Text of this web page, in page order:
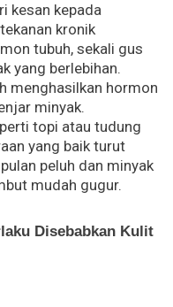
kesan kepada
kronik
tubuh, sekali gus
yang berlebihan.
menghasilkan hormon
minyak.
topi atau tudung
yang baik turut
peluh dan minyak
mudah gugur.
Disebabkan Kulit